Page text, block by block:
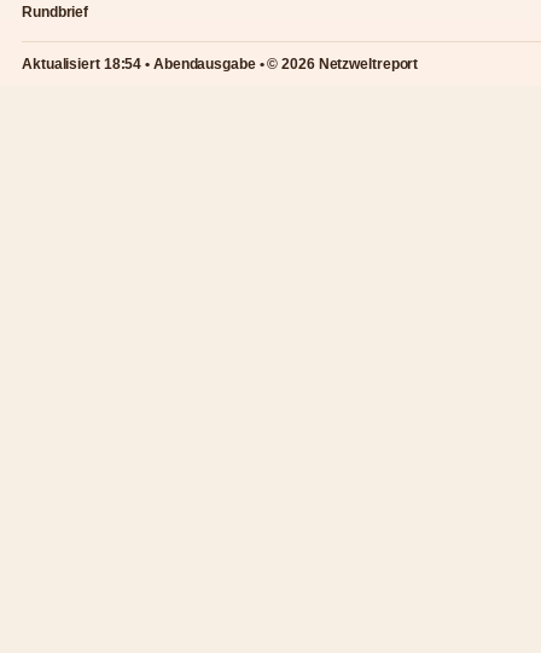
Rundbrief
Aktualisiert 18:54 • Abendausgabe • © 2026 Netzweltreport